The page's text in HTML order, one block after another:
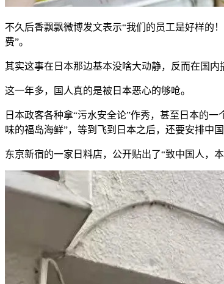
不久后香飘飘微博发文表示“我们的员工是好样的
费”。
其实这事在日本那边基本没啥大动静，反而在国
这一年多，国人真的是被日本恶心的够呛。
日本政客各种拿“污水安全论”作秀，甚至日本的
味的福岛海鲜”，等到飞到日本之后，还要安排中
东京新宿的一家日料店，公开贴出了“致中国人，